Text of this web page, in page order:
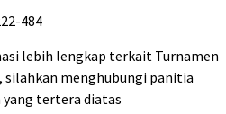
484
lebih lengkap terkait Turnamen
silahkan menghubungi panitia
tertera diatas